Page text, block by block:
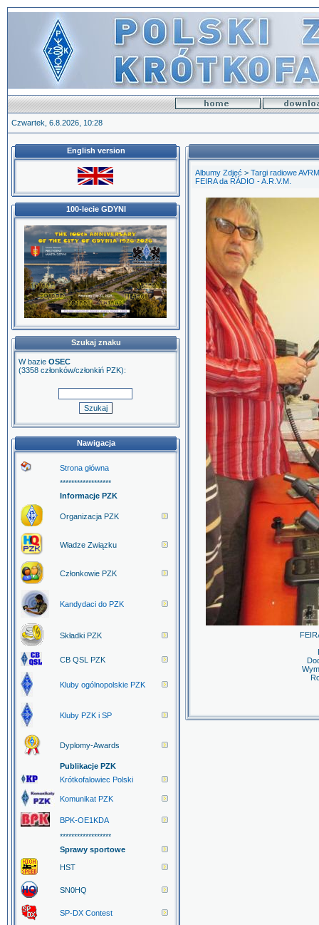
Czwartek, 6.8.2026, 10:28
English version
100-lecie GDYNI
Szukaj znaku
W bazie OSEC
(3358 członków/członkiń PZK):
Nawigacja
Strona główna
******************
Informacje PZK
Organizacja PZK
Władze Związku
Członkowie PZK
Kandydaci do PZK
Składki PZK
CB QSL PZK
Kluby ogólnopolskie PZK
Kluby PZK i SP
Dyplomy-Awards
Publikacje PZK
Krótkofalowiec Polski
Komunikat PZK
BPK-OE1KDA
******************
Sprawy sportowe
HST
SN0HQ
SP-DX Contest
Albumy Zdjęć > Targi radiowe
FEIRA da RÁDIO - A.R.V.M.